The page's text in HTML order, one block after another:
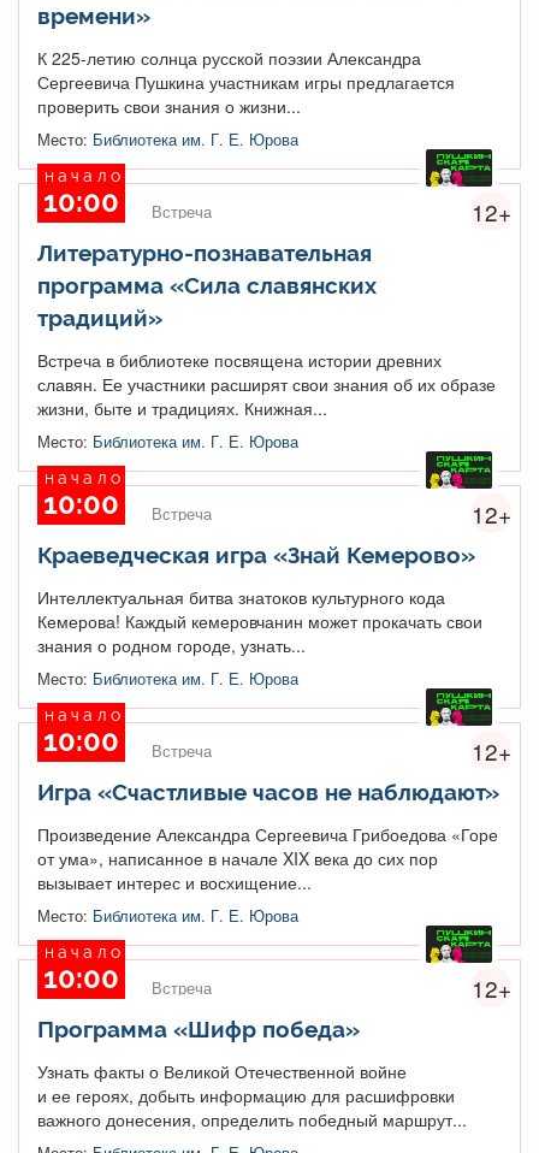
времени»
К 225-летию солнца русской поэзии Александра
Сергеевича Пушкина участникам игры предлагается
проверить свои знания о жизни...
Место: Библиотека им. Г. Е. Юрова
12+
начало
10:00 Встреча
Литературно-познавательная
программа «Сила славянских
традиций»
Встреча в библиотеке посвящена истории древних
славян. Ее участники расширят свои знания об их образе
жизни, быте и традициях. Книжная...
Место: Библиотека им. Г. Е. Юрова
12+
начало
10:00 Встреча
Краеведческая игра «Знай Кемерово»
Интеллектуальная битва знатоков культурного кода
Кемерова! Каждый кемеровчанин может прокачать свои
знания о родном городе, узнать...
Место: Библиотека им. Г. Е. Юрова
12+
начало
10:00 Встреча
Игра «Счастливые часов не наблюдают»
Произведение Александра Сергеевича Грибоедова «Горе
от ума», написанное в начале XIX века до сих пор
вызывает интерес и восхищение...
Место: Библиотека им. Г. Е. Юрова
12+
начало
10:00 Встреча
Программа «Шифр победа»
Узнать факты о Великой Отечественной войне
и ее героях, добыть информацию для расшифровки
важного донесения, определить победный маршрут...